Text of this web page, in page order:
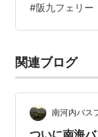
客、北九ナン
方々と一緒で
シングル） （
屋、名門大洋
#阪九フェリー
関連ブログ
南河内バス
ついに南海